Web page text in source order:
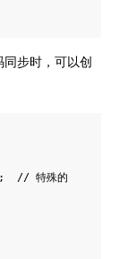
步时，可以创
// 特殊的